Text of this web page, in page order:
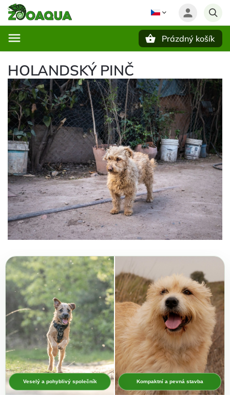
Prázdný košík
HOLANDSKÝ PINČ
Veselý a pohyblivý společník Kompaktní a pevná stavba